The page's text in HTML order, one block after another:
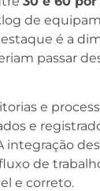
de
é a
passar
e
e
de
e correto.